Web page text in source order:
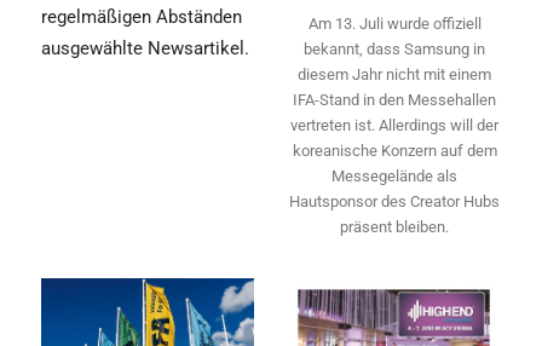
regelmäßigen Abständen
ausgewählte Newsartikel.
Am 13. Juli wurde offiziell
bekannt, dass Samsung in
diesem Jahr nicht mit einem
IFA-Stand in den Messehallen
vertreten ist. Allerdings will ­der
koreanische Konzern auf dem
Messegelände als
Hautsponsor des Creator Hubs
präsent bleiben.